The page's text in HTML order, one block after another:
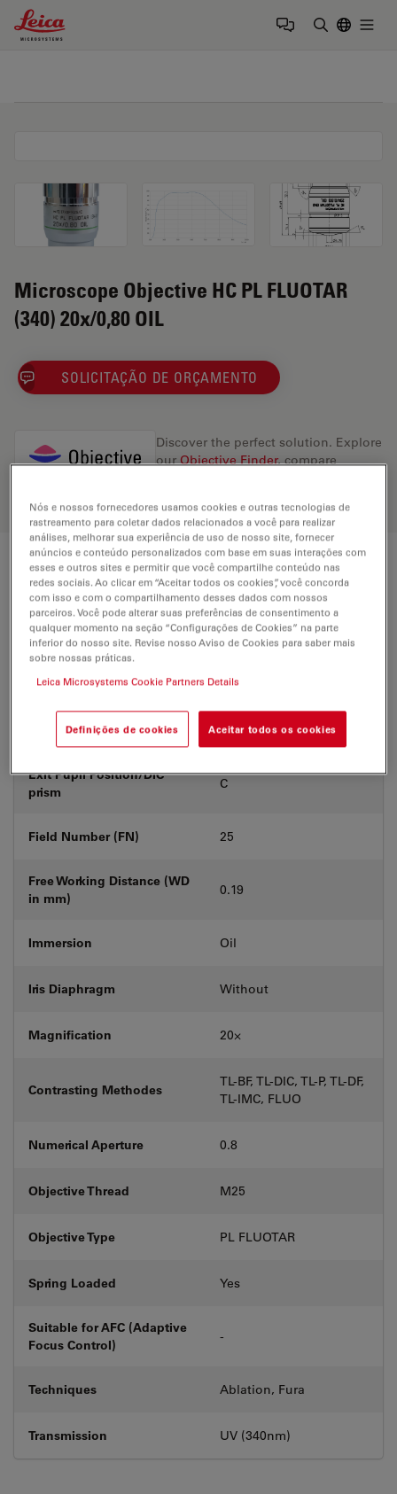
Leica Microsystems Logo
Microscope Objective HC PL FLUOTAR
(340) 20x/0,80 OIL
SOLICITAÇÃO DE ORÇAMENTO
Discover the perfect solution. Explore
ourObjective Finder, compare
Technical Specs
Product Number 11506371
Correction Ring (CORR) -
Coverglass With
Exit Pupil Position/DIC
prism
C
Field Number (FN) 25
Free Working Distance (WD
in mm)
0.19
Immersion Oil
Iris Diaphragm Without
Magnification 20⨉
Contrasting Methodes
TL-BF, TL-DIC, TL-P, TL-DF,
TL-IMC, FLUO
Numerical Aperture 0.8
Objective Thread M25
Objective Type PL FLUOTAR
Spring Loaded Yes
Suitable for AFC (Adaptive
Focus Control)
-
Techniques Ablation, Fura
Transmission UV (340nm)
Nós e nossos fornecedores usamos cookies e outras tecnologias de
rastreamento para coletar dados relacionados a você para realizar
análises, melhorar sua experiência de uso de nosso site, fornecer
anúncios e conteúdo personalizados com base em suas interações com
esses e outros sites e permitir que você compartilhe conteúdo nas
redes sociais. Ao clicar em “Aceitar todos os cookies”, você concorda
com isso e com o compartilhamento desses dados com nossos
parceiros. Você pode alterar suas preferências de consentimento a
qualquer momento na seção “Configurações de Cookies” na parte
inferior do nosso site. Revise nosso Aviso de Cookies para saber mais
sobre nossas práticas.
Leica Microsystems Cookie Partners Details
Definições de cookies Aceitar todos os cookies